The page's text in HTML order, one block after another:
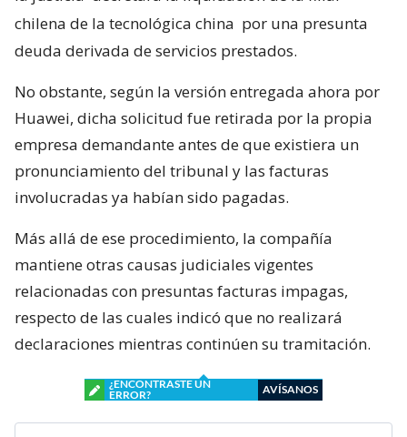
chilena de la tecnológica china por una presunta
deuda derivada de servicios prestados.
No obstante, según la versión entregada ahora por
Huawei, dicha solicitud fue retirada por la propia
empresa demandante antes de que existiera un
pronunciamiento del tribunal y las facturas
involucradas ya habían sido pagadas.
Más allá de ese procedimiento, la compañía
mantiene otras causas judiciales vigentes
relacionadas con presuntas facturas impagas,
respecto de las cuales indicó que no realizará
declaraciones mientras continúen su tramitación.
¿ENCONTRASTE UN
ERROR?
AVÍSANOS